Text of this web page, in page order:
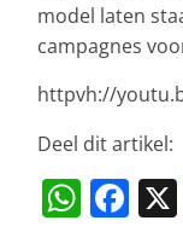
model laten
campagnes
httpvh://
Deel dit artikel:
W F